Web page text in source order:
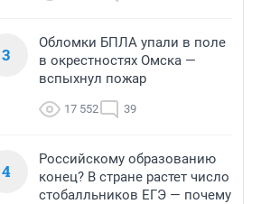
3
Обломки БПЛА упали в поле
в окрестностях Омска —
вспыхнул пожар
17 552 39
4
Российскому образованию
конец? В стране растет число
стобалльников ЕГЭ — почему